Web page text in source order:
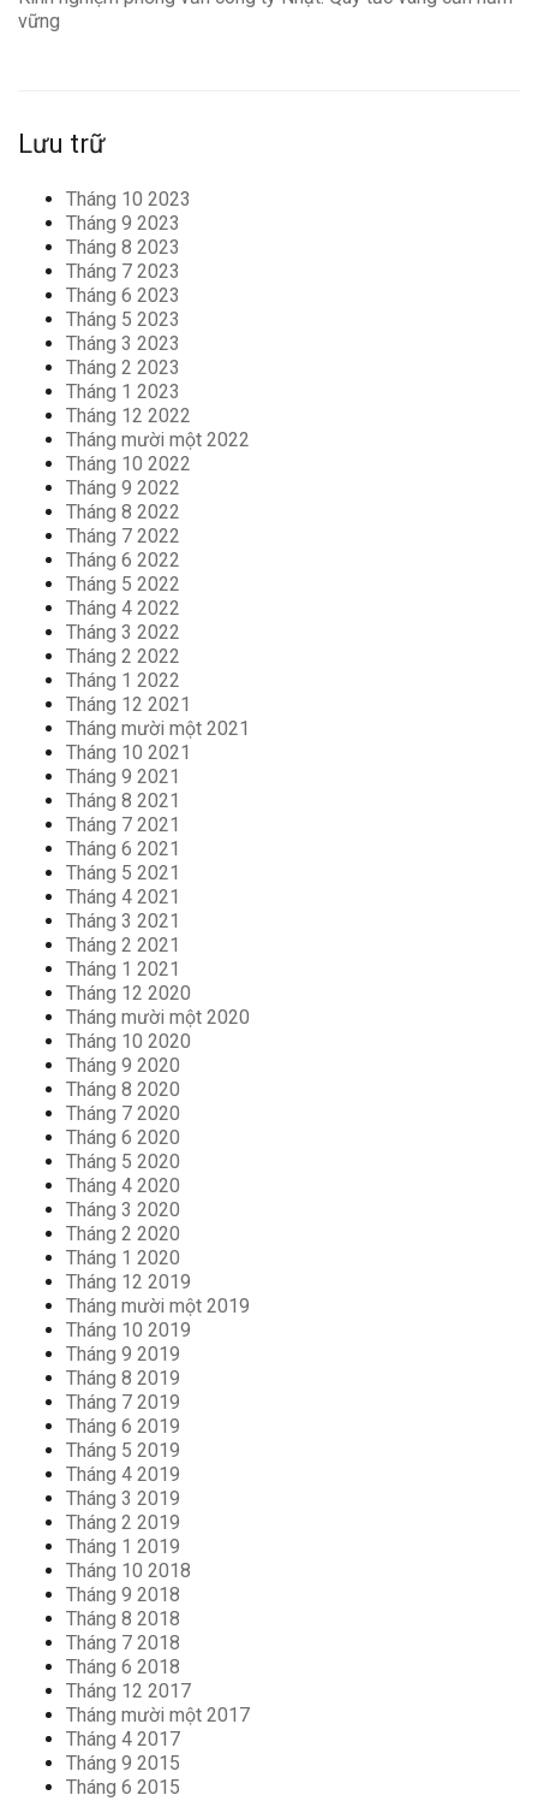
vững
Lưu trữ
Tháng 10 2023
Tháng 9 2023
Tháng 8 2023
Tháng 7 2023
Tháng 6 2023
Tháng 5 2023
Tháng 3 2023
Tháng 2 2023
Tháng 1 2023
Tháng 12 2022
Tháng mười một 2022
Tháng 10 2022
Tháng 9 2022
Tháng 8 2022
Tháng 7 2022
Tháng 6 2022
Tháng 5 2022
Tháng 4 2022
Tháng 3 2022
Tháng 2 2022
Tháng 1 2022
Tháng 12 2021
Tháng mười một 2021
Tháng 10 2021
Tháng 9 2021
Tháng 8 2021
Tháng 7 2021
Tháng 6 2021
Tháng 5 2021
Tháng 4 2021
Tháng 3 2021
Tháng 2 2021
Tháng 1 2021
Tháng 12 2020
Tháng mười một 2020
Tháng 10 2020
Tháng 9 2020
Tháng 8 2020
Tháng 7 2020
Tháng 6 2020
Tháng 5 2020
Tháng 4 2020
Tháng 3 2020
Tháng 2 2020
Tháng 1 2020
Tháng 12 2019
Tháng mười một 2019
Tháng 10 2019
Tháng 9 2019
Tháng 8 2019
Tháng 7 2019
Tháng 6 2019
Tháng 5 2019
Tháng 4 2019
Tháng 3 2019
Tháng 2 2019
Tháng 1 2019
Tháng 10 2018
Tháng 9 2018
Tháng 8 2018
Tháng 7 2018
Tháng 6 2018
Tháng 12 2017
Tháng mười một 2017
Tháng 4 2017
Tháng 9 2015
Tháng 6 2015